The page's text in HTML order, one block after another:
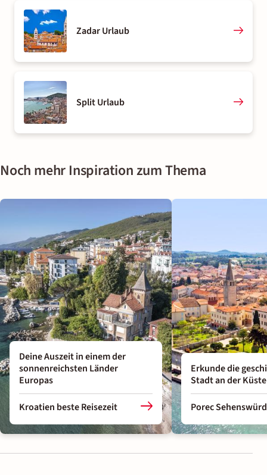
Zadar Urlaub
Split Urlaub
Noch mehr Inspiration zum Thema
Deine Auszeit in einem der
sonnenreichsten Länder
Europas
Kroatien beste Reisezeit
Erkunde die
Stadt an der
Porec